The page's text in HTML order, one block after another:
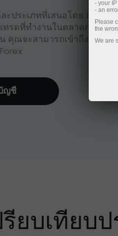
ประเภทที่เสนอโดย
ทรดที่ทำงานในตลาดการเงิน
คุณจะสามารถเข้าถึงสัญลัก
ญชี
รียบเทียบ
- your
- an
Please
the
We are